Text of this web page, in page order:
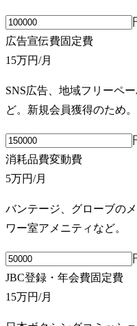
広告宣伝費固定費
15万円/月
SNS広告、地域フリーペ
ど。新規会員獲得のため。
消耗品費変動費
5万円/月
バンテージ、グローブの
ワー室アメニティなど。
JBC登録・年会費固定費
15万円/月